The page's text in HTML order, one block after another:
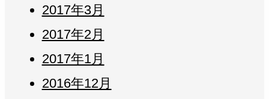
2017年3月
2017年2月
2017年1月
2016年12月